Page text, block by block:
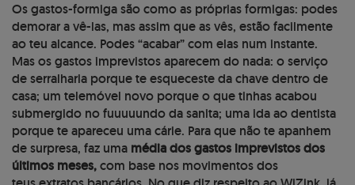
Os gastos-formiga são como as próprias formigas: podes
demorar a vê-las, mas assim que as vês, estão facilmente
ao teu alcance. Podes “acabar” com elas num instante.
Mas os gastos imprevistos aparecem do nada: o serviço
de serralharia porque te esqueceste da chave dentro de
casa; um telemóvel novo porque o que tinhas acabou
submergido no fuuuuundo da sanita; uma ida ao dentista
porque te apareceu uma cárie. Para que não te apanhem
de surpresa, faz uma média dos gastos imprevistos dos
últimos meses,com base nos movimentos dos